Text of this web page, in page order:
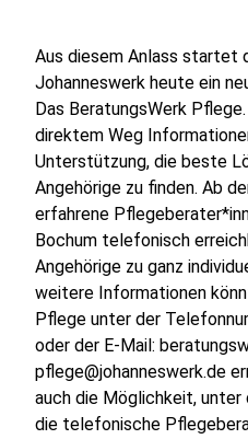
Aus diesem Anlass startet
Johanneswerk heute ein
Das BeratungsWerk
direktem Weg
Unterstützung, die beste
Angehörige zu finden. Ab
erfahrene
Bochum telefonisch
Angehörige zu ganz
weitere Informationen
Pflege unter der
oder der E-Mail:
pflege@johanneswerk.de
auch die Möglichkeit, unter
die telefonische